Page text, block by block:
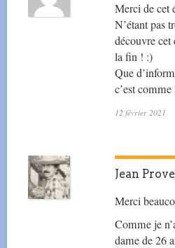
Merci de cet
N’étant pas
découvre cet
la fin ! :)
Que
c’est
12 février 2021
Jean
Merci
Comme je
dame de 26